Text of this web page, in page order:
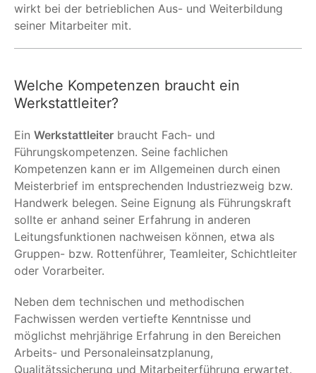
wirkt bei der betrieblichen Aus- und Weiterbildung
seiner Mitarbeiter mit.
Welche Kompetenzen braucht ein
Werkstattleiter?
Ein Werkstattleiter braucht Fach- und
Führungskompetenzen. Seine fachlichen
Kompetenzen kann er im Allgemeinen durch einen
Meisterbrief im entsprechenden Industriezweig bzw.
Handwerk belegen. Seine Eignung als Führungskraft
sollte er anhand seiner Erfahrung in anderen
Leitungsfunktionen nachweisen können, etwa als
Gruppen- bzw. Rottenführer, Teamleiter, Schichtleiter
oder Vorarbeiter.
Neben dem technischen und methodischen
Fachwissen werden vertiefte Kenntnisse und
möglichst mehrjährige Erfahrung in den Bereichen
Arbeits- und Personaleinsatzplanung,
Qualitätssicherung und Mitarbeiterführung erwartet.